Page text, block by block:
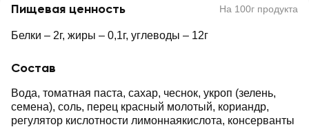
Пищевая ценность На 100г продукта
Белки – 2г, жиры – 0,1г, углеводы – 12г
Состав
Вода, томатная паста, сахар, чеснок, укроп (зелень,
семена), соль, перец красный молотый, кориандр,
регулятор кислотности лимоннаякислота, консерванты